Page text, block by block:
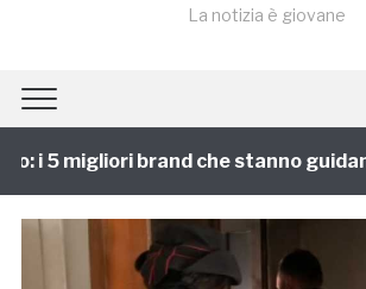
La notizia è giovane
i 5 migliori brand che stanno